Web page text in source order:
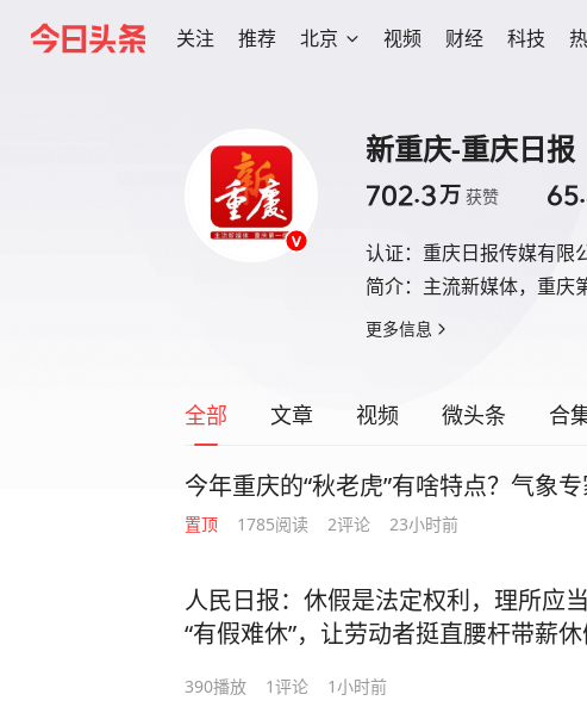
关注 推荐 北京 视频 财经 科技
新重庆-重庆日报
702.3万 获赞
认证： 重庆日报传媒有限
简介： 主流新媒体，重庆
更多信息
全部 文章 视频 微头条 合
今年重庆的“秋老虎”有啥特点？气象
置顶 1785阅读 2评论 23小时前
人民日报：休假是法定权利，理所应
“有假难休”，让劳动者挺直腰杆带薪休
390播放 1评论 1小时前